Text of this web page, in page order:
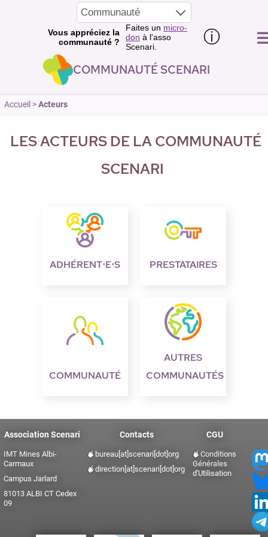
Communauté
Vous appréciez la
communauté ?
Faites un micro-
don à l'asso
Scenari.
ⓘ
Communauté Scenari
Accueil >Acteurs
Les acteurs de la communauté
Scenari
Adhérent⋅e⋅s Prestataires
Communauté
Autres
communautés
Association Scenari Contacts CGU
IMT Mines Albi-
Carmaux
Campus Jarlard
81013 ALBI CT Cedex
09
bureau[at]scenari[dot]org
direction[at]scenari[dot]org
Conditions
Générales
d'Utilisation